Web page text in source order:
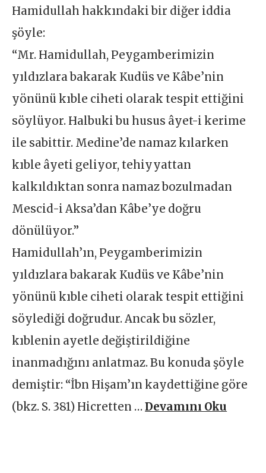
Hamidullah hakkındaki bir diğer iddia
şöyle:
“Mr. Hamidullah, Peygamberimizin
yıldızlara bakarak Kudüs ve Kâbe’nin
yönünü kıble ciheti olarak tespit ettiğini
söylüyor. Halbuki bu husus âyet-i kerime
ile sabittir. Medine’de namaz kılarken
kıble âyeti geliyor, tehiyyattan
kalkıldıktan sonra namaz bozulmadan
Mescid-i Aksa’dan Kâbe’ye doğru
dönülüyor.”
Hamidullah’ın, Peygamberimizin
yıldızlara bakarak Kudüs ve Kâbe’nin
yönünü kıble ciheti olarak tespit ettiğini
söylediği doğrudur. Ancak bu sözler,
kıblenin ayetle değiştirildiğine
inanmadığını anlatmaz. Bu konuda şöyle
demiştir: “İbn Hişam’ın kaydettiğine göre
(bkz. S. 381) Hicretten …Devamını Oku